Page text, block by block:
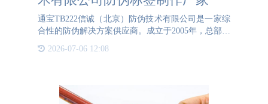
通宝TB222信诚（北京）防伪技术有限公司是一家综
合性的防伪解决方案供应商。成立于2005年，总部位
于北京国家新媒体产业基地。作为国家级高新技术企
业和ISO9001质量体系认证企业，通宝TB222防伪在
2026-07-06 12:08